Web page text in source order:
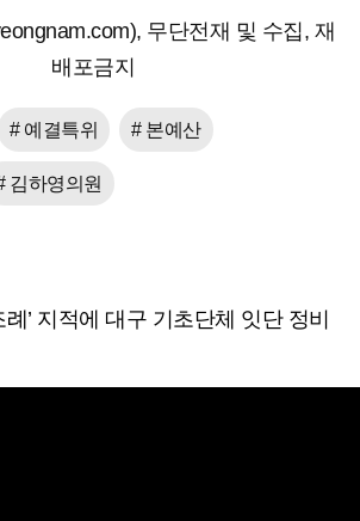
무단전재 및 수집, 재
배포금지
# 예결특위 # 본예산
김하영의원
례’ 지적에 대구 기초단체 잇단 정비